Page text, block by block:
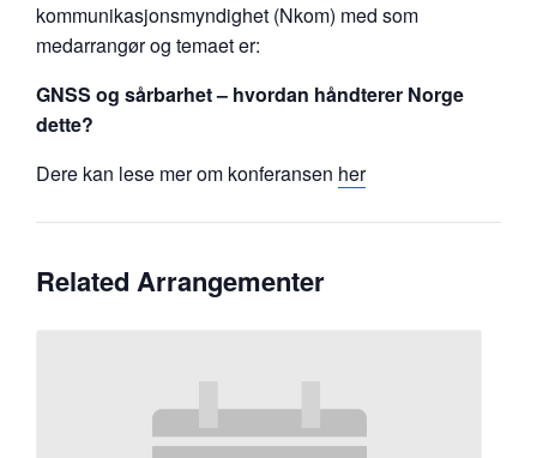
kommunikasjonsmyndighet (Nkom) med som
medarrangør og temaet er:
GNSS og sårbarhet – hvordan håndterer Norge
dette?
Dere kan lese mer om konferansen her
Related Arrangementer